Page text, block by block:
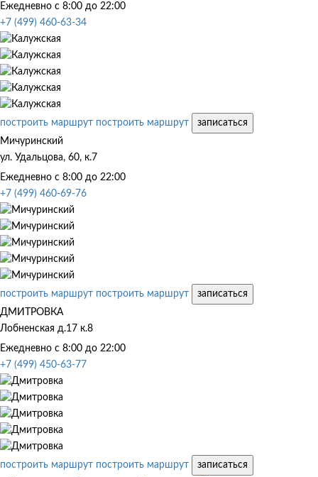
Ежедневно с 8:00 до 22:00
+7 (499) 460-63-34
построить маршрут построить маршрут
записаться
Мичуринский
ул. Удальцова, 60, к.7
Ежедневно с 8:00 до 22:00
+7 (499) 460-69-76
построить маршрут построить маршрут
записаться
ДМИТРОВКА
Лобненская д.17 к.8
Ежедневно с 8:00 до 22:00
+7 (499) 450-63-77
построить маршрут построить маршрут
записаться